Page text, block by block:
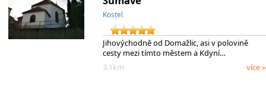
Kostel
Jihovýchodně od Domažlic, asi v polovině
cesty mezi tímto městem a Kdyní…
3.1km
více »